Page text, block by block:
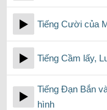
Tiếng Cười của
Tiếng Cầm lấy,
Tiếng Đạn Bắn
hình